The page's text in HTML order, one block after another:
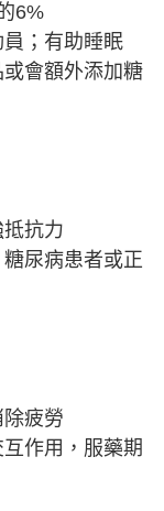
6%
；有助睡眠
會額外添加糖
抗力
尿病患者或正
疲勞
作用，服藥期